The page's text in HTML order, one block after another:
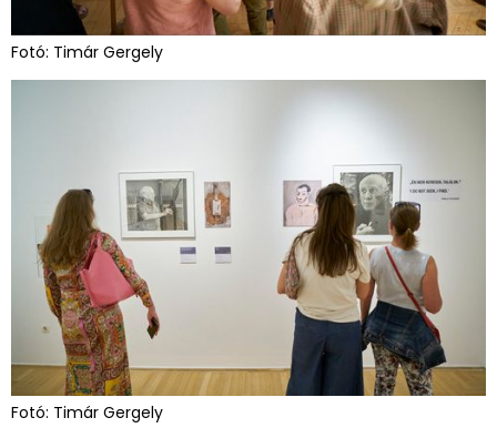
Fotó: Timár Gergely
Fotó: Timár Gergely